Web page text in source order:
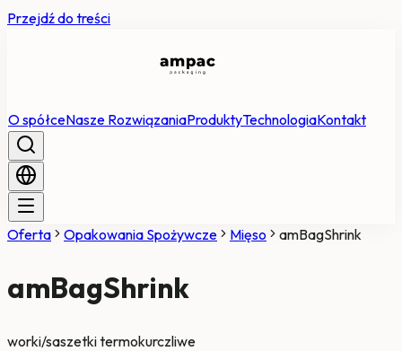
Przejdź do treści
O spółceNasze RozwiązaniaProduktyTechnologiaKontakt
Oferta Opakowania Spożywcze Mięso amBagShrink
amBagShrink
worki/saszetki termokurczliwe